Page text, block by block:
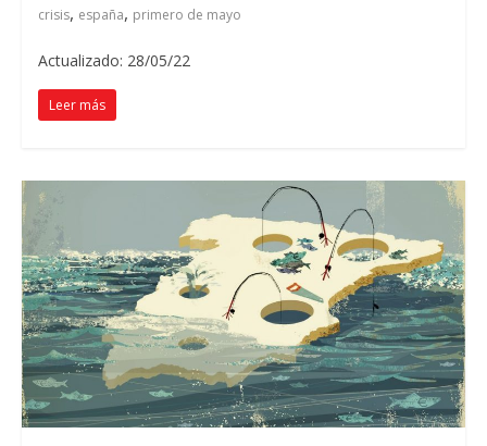
crisis, españa, primero de mayo
Actualizado: 28/05/22
Leer más